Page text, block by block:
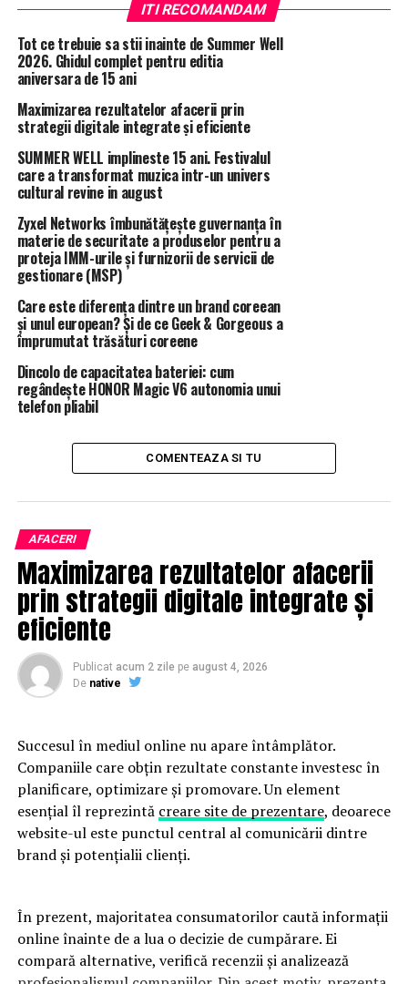
„Noaptea de Revelion, cu entertainment, masă şi
petrecere de la ora 20h00 până a doua zi dimineaţa
costă 200 de euro de persoană, iar dacă sunt cupluri
care vor să înnopteze la hotel şi să ia brunch-ul aici în
ziua următoare, la acest preţ se mai adaugă încă 90 de
euro de persoană. Vesela pentru petrecerea de Revelion
este Rosenthal şi Lacroix, iar tacâmurile sunt Sambonet,
din argint sau argint suflat cu aur”, a declarat Răzvan
Pîrjol, directorul general al Palatului Suter.
Pentru noaptea de Revelion sunt disponibile 50 de
locuri în restaurantul hotelului care are 17 camere si
apartamente.
„Nu avem cel mai ieftin meniu de Revelion al unui hotel
din România de Revelion, dar nici cel mai scump, pentru
că nu ne dorim ca tarifele in general săfie prohibitive şi
pentru cei care ajung aici, asta să însemne ieşirea anului.
Vrem ca lumea să revina la noi si sa profite de un cadru
secolului 20, cu o atmosfera de atunci si de acum si cu
servicii in spiritul Palatului Suter „, a explicat Răzvan
Pîrjol.
Palatul Suter, construit la începutul secolului al-20-lea
ca reşedinţă a arhitectului elveţian Gustav
Suter,apropiat al lui Carol I şi artizan al Parcului Carol,
precum şi al cartierului Gramont, are 17 camere şi
apartamente diferite atât ca arhitectură, dar şi ca stil,
imprimând o atmosferă unică în peisajul
hotelierromânesc.
Hotel, atrăgând în anii care au urmatclienţi celebri care
au ajuns în Capitală, printre care cântăreaţa Beyonce,
actorul Nicholas Cage, DeepPurple sau Enrique Iglesias.
Clădirea a fost cumpărată în anul 2015 de către o
companie românească, după ce în ultimii ani hotelul
PalatulSuter.
ITI RECOMANDAM
Tot ce trebuie sa stii inainte de Summer Well
2026. Ghidul complet pentru editia
aniversara de 15 ani
Maximizarea rezultatelor afacerii prin
strategii digitale integrate și eficiente
SUMMER WELL implineste 15 ani. Festivalul
care a transformat muzica intr-un univers
cultural revine in august
Zyxel Networks îmbunătățește guvernanța în
materie de securitate a produselor pentru a
proteja IMM-urile și furnizorii de servicii de
gestionare (MSP)
Care este diferența dintre un brand coreean
și unul european? Și de ce Geek & Gorgeous a
împrumutat trăsături coreene
Dincolo de capacitatea bateriei: cum
regândește HONOR Magic V6 autonomia unui
telefon pliabil
COMENTEAZA SI TU
AFACERI
Maximizarea rezultatelor afacerii
prin strategii digitale integrate și
eficiente
Publicat acum 2 zile pe august 4, 2026
De native
Succesul în mediul online nu apare întâmplător.
Companiile care obțin rezultate constante investesc în
planificare, optimizare și promovare. Un element
esențial îl reprezintă creare site de prezentare, deoarece
website-ul este punctul central al comunicării dintre
brand și potențialii clienți.
În prezent, majoritatea consumatorilor caută informații
online înainte de a lua o decizie de cumpărare. Ei
compară alternative, verifică recenzii și analizează